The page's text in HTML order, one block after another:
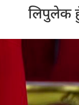
लिपुलेक